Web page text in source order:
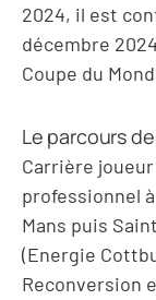
2024, il est
décembre
Coupe du
Le parcours
Carrière
professionnel
Mans puis
(Energie
Reconversion